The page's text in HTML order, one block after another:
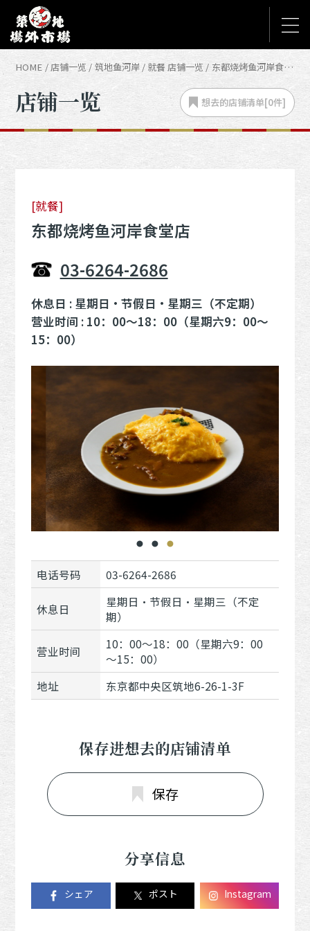
HOME 店铺一览 筑地鱼河岸 就餐 店铺一览 东都烧烤鱼河岸食堂店
店铺一览 想去的店铺清单[0件]
[就餐]
东都烧烤鱼河岸食堂店
03-6264-2686
休息日 : 星期日・节假日・星期三（不定期）
营业时间 : 10：00～18：00（星期六9：00～
15：00）
电话号码 03-6264-2686
休息日
星期日・节假日・星期三（不定
期）
营业时间
10：00～18：00（星期六9：00
～15：00）
地址
东京都中央区筑地6-26-1-3F
保存进想去的店铺清单
保存
分享信息
シェア ポスト Instagram